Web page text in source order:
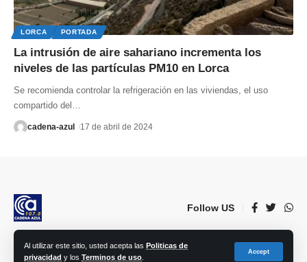
Al utilizar este sitio, usted acepta las Politicas de
privacidad y los Terminos de uso
Accept
LORCA PORTADA
La intrusión de aire sahariano incrementa los
niveles de las partículas PM10 en Lorca
Se recomienda controlar la refrigeración en las viviendas, el uso
compartido del …
cadena-azul 17 de abril de 2024
Follow US
© 2023 Lorca Comunicación, Radio, TV, prensa e Internet S.L. | Todos los